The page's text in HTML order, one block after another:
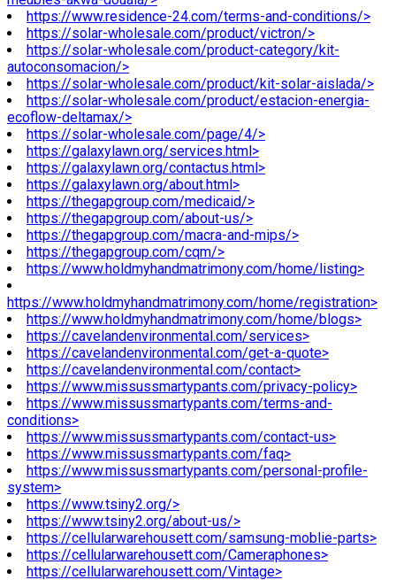
https://www.residence-24.com/terms-and-conditions/>
https://solar-wholesale.com/product/victron/>
https://solar-wholesale.com/product-category/kit-
autoconsomacion/>
https://solar-wholesale.com/product/kit-solar-aislada/>
https://solar-wholesale.com/product/estacion-energia-
ecoflow-deltamax/>
https://solar-wholesale.com/page/4/>
https://galaxylawn.org/services.html>
https://galaxylawn.org/contactus.html>
https://galaxylawn.org/about.html>
https://thegapgroup.com/medicaid/>
https://thegapgroup.com/about-us/>
https://thegapgroup.com/macra-and-mips/>
https://thegapgroup.com/cqm/>
https://www.holdmyhandmatrimony.com/home/listing>
https://www.holdmyhandmatrimony.com/home/registration>
https://www.holdmyhandmatrimony.com/home/blogs>
https://cavelandenvironmental.com/services>
https://cavelandenvironmental.com/get-a-quote>
https://cavelandenvironmental.com/contact>
https://www.missussmartypants.com/privacy-policy>
https://www.missussmartypants.com/terms-and-
conditions>
https://www.missussmartypants.com/contact-us>
https://www.missussmartypants.com/faq>
https://www.missussmartypants.com/personal-profile-
system>
https://www.tsiny2.org/>
https://www.tsiny2.org/about-us/>
https://cellularwarehousett.com/samsung-moblie-parts>
https://cellularwarehousett.com/Cameraphones>
https://cellularwarehousett.com/Vintage>